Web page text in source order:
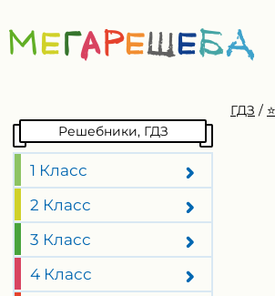
Решебники, ГДЗ
1 Класс
2 Класс
3 Класс
4 Класс
ГДЗ /